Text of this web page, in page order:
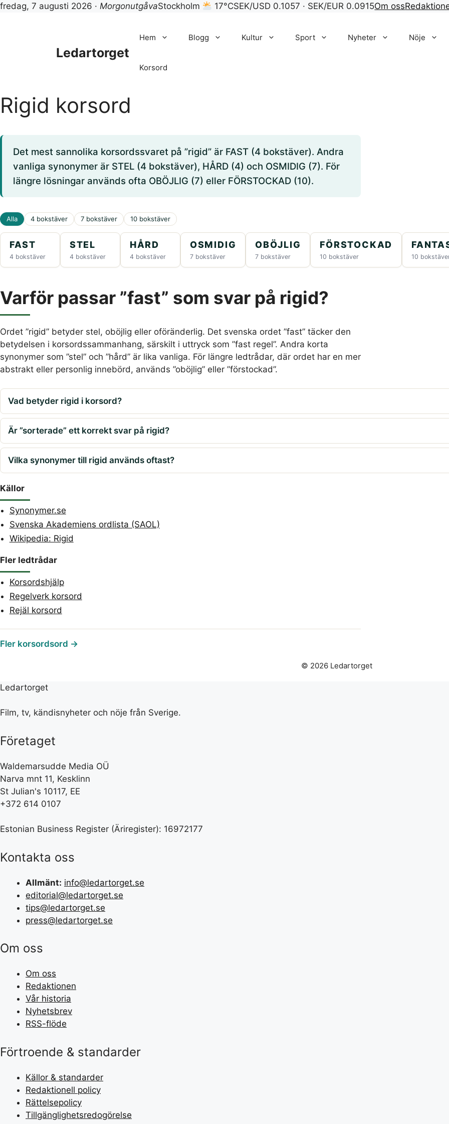
fredag, 7 augusti 2026 · MorgonutgåvaStockholm 17°CSEK/USD 0.1057 · SEK/EUR 0.0915Om oss
Ledartorget
Hem Blogg Kultur Sport Nyheter Nöje
Korsord
Rigid korsord
Det mest sannolika korsordssvaret på ”rigid” är FAST (4 bokstäver). Andra
vanliga synonymer är STEL (4 bokstäver), HÅRD (4) och OSMIDIG (7). För
längre lösningar används ofta OBÖJLIG (7) eller FÖRSTOCKAD (10).
Alla 4 bokstäver 7 bokstäver 10 bokstäver
FAST
4 bokstäver
STEL
4 bokstäver
HÅRD
4 bokstäver
OSMIDIG
7 bokstäver
OBÖJLIG
7 bokstäver
FÖRSTOCKAD
10 bokstäver 10
Varför passar ”fast” som svar på rigid?
Ordet ”rigid” betyder stel, oböjlig eller oföränderlig. Det svenska ordet ”fast” täcker den
betydelsen i korsordssammanhang, särskilt i uttryck som ”fast regel”. Andra korta
synonymer som ”stel” och ”hård” är lika vanliga. För längre ledtrådar, där ordet har en mer
abstrakt eller personlig innebörd, används ”oböjlig” eller ”förstockad”.
Vad betyder rigid i korsord?
Är ”sorterade” ett korrekt svar på rigid?
Vilka synonymer till rigid används oftast?
Källor
Synonymer.se
Svenska Akademiens ordlista (SAOL)
Wikipedia: Rigid
Fler ledtrådar
Korsordshjälp
Regelverk korsord
Rejäl korsord
Fler korsordsord →
© 2026 Ledartorget
Ledartorget
Film, tv, kändisnyheter och nöje från Sverige.
Företaget
Waldemarsudde Media OÜ
Narva mnt 11, Kesklinn
St Julian's 10117, EE
+372 614 0107
Estonian Business Register (Äriregister): 16972177
Kontakta oss
Allmänt: info@ledartorget.se
editorial@ledartorget.se
tips@ledartorget.se
press@ledartorget.se
Om oss
Om oss
Redaktionen
Vår historia
Nyhetsbrev
RSS-flöde
Förtroende & standarder
Källor & standarder
Redaktionell policy
Rättelsepolicy
Tillgänglighetsredogörelse